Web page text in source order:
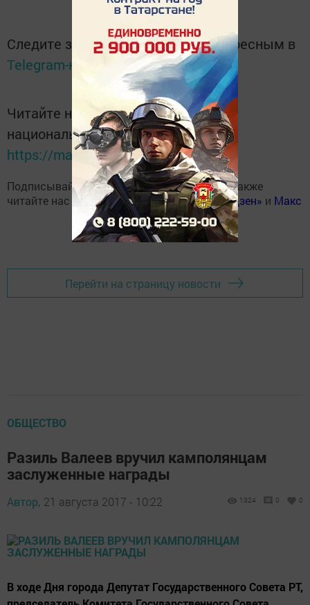
Следите за самым важным и интересным в
Telegram-канале
Татмедиа
Читайте новости Татарстана в
национальном мессенджере MАХ:
https://max.ru/tatmedia
Подписывайтесь на нашTelegram-канал, а также
читайте нас
Вконтакте,Одноклассниках ,«Дзен» и Макс
Перейти на страницу новости
ОБЩЕСТВО
Разиль Валеев вручил камполянцам
заслуженные награды
Автор, 21 августа 2017 - 10:22 1324 0 0
В ходе Дня города Депутат Государственного Совета РТ,